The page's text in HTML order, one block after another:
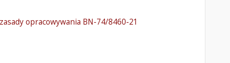
opracowywania BN-74/8460-21